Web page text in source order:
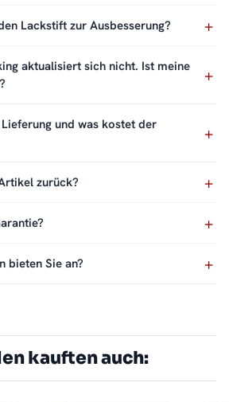
Lackstift zur Ausbesserung?
aktualisiert sich nicht. Ist meine
und was kostet der
zurück?
bieten Sie an?
kauften auch: